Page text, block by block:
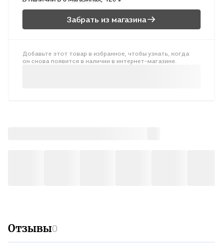
Забрать из магазина
Добавьте этот товар в избранное, чтобы узнать, когда
он снова появится в наличии в интернет-магазине.
Отзывы0